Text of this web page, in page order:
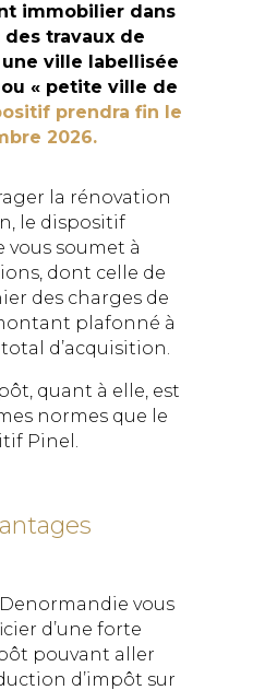
immobilier dans
des travaux de
ville labellisée
« petite ville de
prendra fin le
2026.
la rénovation
le dispositif
vous soumet à
dont celle de
des charges de
plafonné à
d’acquisition.
quant à elle, est
normes que le
Pinel.
vous
d’une forte
pouvant aller
d’impôt sur